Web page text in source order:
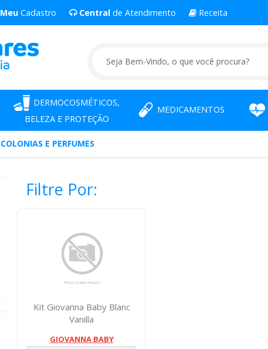
Meu Cadastro Central de Atendimento Receita
DERMOCOSMÉTICOS,
BELEZA E PROTEÇÃO
MEDICAMENTOS
COLONIAS E PERFUMES
Filtre Por:
Kit Giovanna Baby Blanc
Vanilla
GIOVANNA BABY